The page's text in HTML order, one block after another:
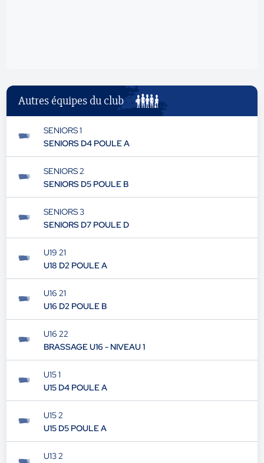
Autres équipes du club
SENIORS 1
SENIORS D4 POULE A
SENIORS 2
SENIORS D5 POULE B
SENIORS 3
SENIORS D7 POULE D
U19 21
U18 D2 POULE A
U16 21
U16 D2 POULE B
U16 22
BRASSAGE U16 - NIVEAU 1
U15 1
U15 D4 POULE A
U15 2
U15 D5 POULE A
U13 2